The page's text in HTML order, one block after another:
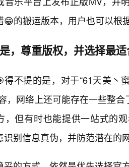
😁的搬运版本，用户也可以根
，尊重版权，并选择最
得不提的是，对于“61天美丶
，网络上还可能存在一些整
，但有时也能提供一站式的
识别信息真伪，并防范潜在的